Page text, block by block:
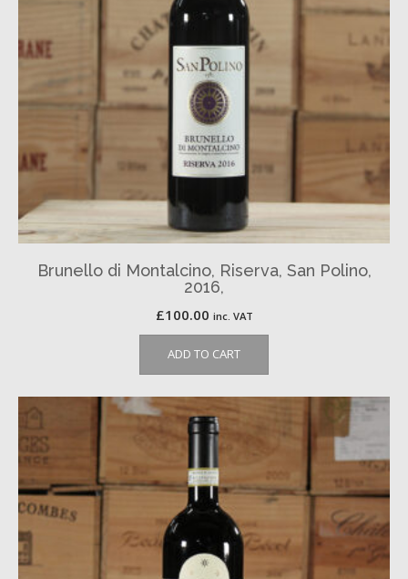
Brunello di Montalcino, Riserva, San Polino,
2016,
£100.00 inc. VAT
ADD TO CART